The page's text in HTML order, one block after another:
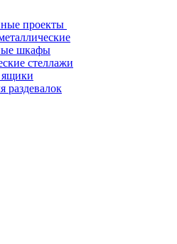
проекты
шкафы
стеллажи